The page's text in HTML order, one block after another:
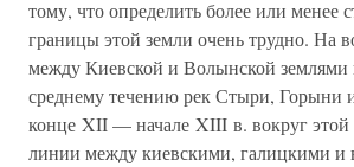
тому, что определить более или менее
границы этой земли очень трудно. На
между Киевской и Волынской землями
среднему течению рек Стыри, Горыни
конце XII — начале XIII в. вокруг этой
линии между киевскими, галицкими и